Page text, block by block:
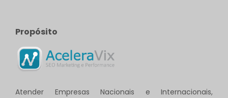
Propósito
Atender Empresas Nacionais e Internacionais,